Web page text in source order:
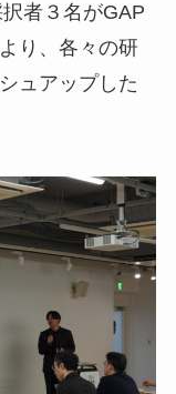
者３名がGAP
り、各々の研
ュアップした